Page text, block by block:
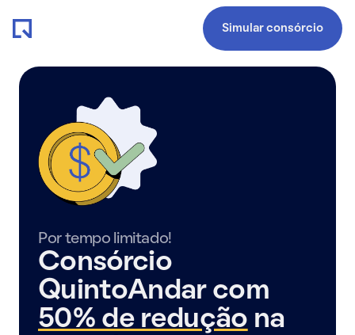
Simular consórcio
Por tempo limitado!
Consórcio
QuintoAndar com
50% de redução na